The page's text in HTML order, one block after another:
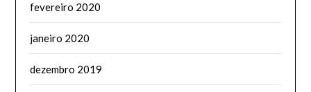
fevereiro 2020
janeiro 2020
dezembro 2019